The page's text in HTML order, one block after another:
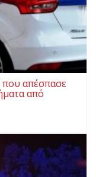
απέσπασε
από